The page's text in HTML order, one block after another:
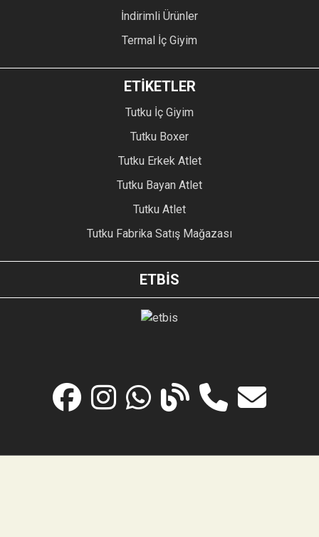
İndirimli Ürünler
Termal İç Giyim
ETİKETLER
Tutku İç Giyim
Tutku Boxer
Tutku Erkek Atlet
Tutku Bayan Atlet
Tutku Atlet
Tutku Fabrika Satış Mağazası
ETBİS